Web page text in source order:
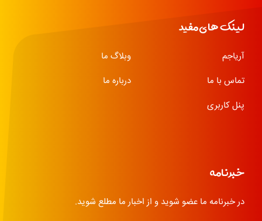
لینک های مفید
آریاجم
وبلاگ ما
تماس با ما
درباره ما
پنل کاربری
خبرنامه
در خبرنامه ما عضو شوید و از اخبار ما مطلع شوید.